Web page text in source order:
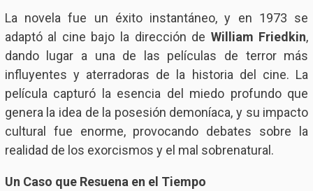
La novela fue un éxito instantáneo, y en 1973 se
adaptó al cine bajo la dirección de William Friedkin,
dando lugar a una de las películas de terror más
influyentes y aterradoras de la historia del cine. La
película capturó la esencia del miedo profundo que
genera la idea de la posesión demoníaca, y su impacto
cultural fue enorme, provocando debates sobre la
realidad de los exorcismos y el mal sobrenatural.
Un Caso que Resuena en el Tiempo